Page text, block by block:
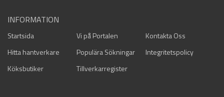
INFORMATION
Startsida Vi på Portalen
Kontakta Oss
Hitta hantverkare
Populära Sökningar
Integritetspolicy
Köksbutiker
Tillverkarregister